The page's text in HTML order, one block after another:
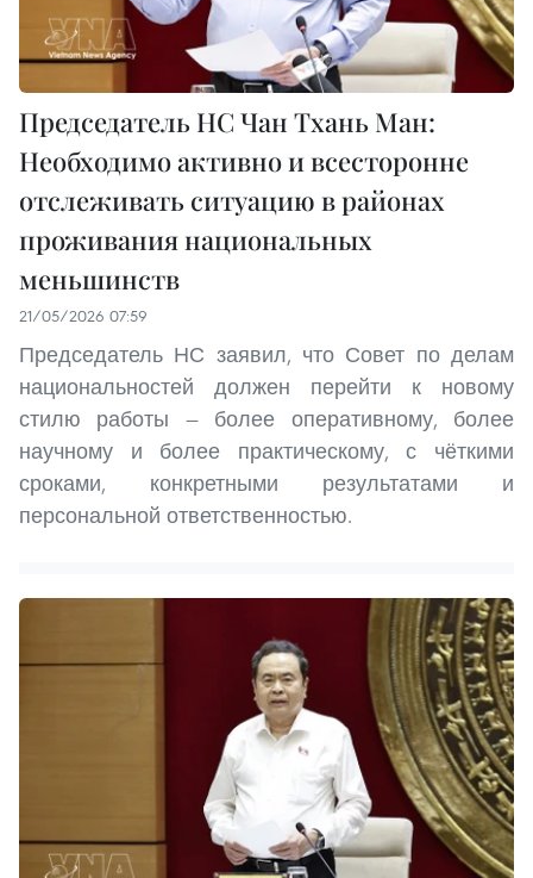
Председатель НС Чан Тхань Ман:
Необходимо активно и всесторонне
отслеживать ситуацию в районах
проживания национальных
меньшинств
21/05/2026 07:59
Председатель НС заявил, что Совет по делам
национальностей должен перейти к новому
стилю работы — более оперативному, более
научному и более практическому, с чёткими
сроками, конкретными результатами и
персональной ответственностью.